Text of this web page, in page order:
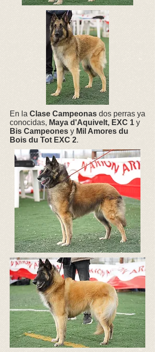
En la Clase Campeonas dos perras ya
conocidas, Maya d'Aquivelt, EXC 1 y
Bis Campeones y Mil Amores du
Bois du Tot EXC 2.